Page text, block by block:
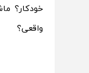
خودکار؟
واقعی؟